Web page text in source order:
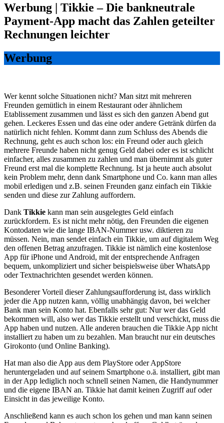
Werbung | Tikkie – Die bankneutrale
Payment-App macht das Zahlen geteilter
Rechnungen leichter
Werbung
Wer kennt solche Situationen nicht? Man sitzt mit mehreren
Freunden gemütlich in einem Restaurant oder ähnlichem
Etablissement zusammen und lässt es sich den ganzen Abend gut
gehen. Leckeres Essen und das eine oder andere Getränk dürfen da
natürlich nicht fehlen. Kommt dann zum Schluss des Abends die
Rechnung, geht es auch schon los: ein Freund oder auch gleich
mehrere Freunde haben nicht genug Geld dabei oder es ist schlicht
einfacher, alles zusammen zu zahlen und man übernimmt als guter
Freund erst mal die komplette Rechnung. Ist ja heute auch absolut
kein Problem mehr, denn dank Smartphone und Co. kann man alles
mobil erledigen und z.B. seinen Freunden ganz einfach ein Tikkie
senden und diese zur Zahlung auffordern.
Dank Tikkie kann man sein ausgelegtes Geld einfach
zurückfordern. Es ist nicht mehr nötig, den Freunden die eigenen
Kontodaten wie die lange IBAN-Nummer usw. diktieren zu
müssen. Nein, man sendet einfach ein Tikkie, um auf digitalem Weg
den offenen Betrag anzufragen. Tikkie ist nämlich eine kostenlose
App für iPhone und Android, mit der entsprechende Anfragen
bequem, unkompliziert und sicher beispielsweise über WhatsApp
oder Textnachrichten gesendet werden können.
Besonderer Vorteil dieser Zahlungsaufforderung ist, dass wirklich
jeder die App nutzen kann, völlig unabhängig davon, bei welcher
Bank man sein Konto hat. Ebenfalls sehr gut: Nur wer das Geld
bekommen will, also wer das Tikkie erstellt und verschickt, muss die
App haben und nutzen. Alle anderen brauchen die Tikkie App nicht
installiert zu haben um zu bezahlen. Man braucht nur ein deutsches
Girokonto (und Online Banking).
Hat man also die App aus dem PlayStore oder AppStore
heruntergeladen und auf seinem Smartphone o.ä. installiert, gibt man
in der App lediglich noch schnell seinen Namen, die Handynummer
und die eigene IBAN an. Tikkie hat damit keinen Zugriff auf oder
Einsicht in das jeweilige Konto.
Anschließend kann es auch schon los gehen und man kann seinen